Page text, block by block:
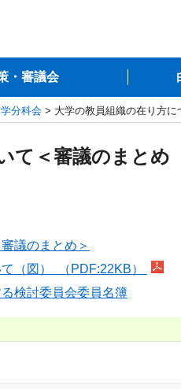
・審議会
分科会 > 大学の教員組織の在り方に
て＜審議のまとめ
議のまとめ＞
（図） （PDF:22KB）
検討委員会委員名簿